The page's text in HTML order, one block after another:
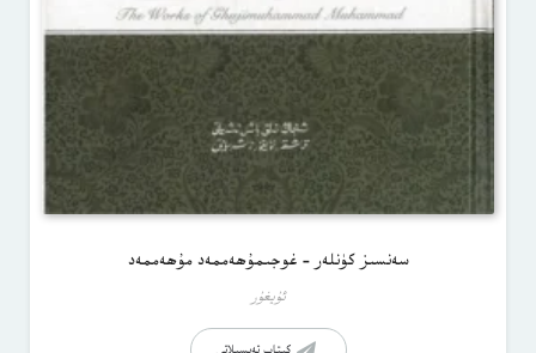
سەنسىز كۈنلەر – غوجىمۇھەممەد مۇھەممەد
ئۇيغۇر